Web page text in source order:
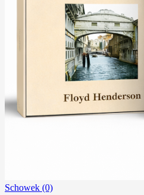
Schowek (0)